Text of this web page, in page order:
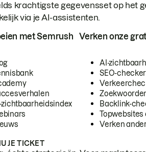
krachtigste gegevensset op het
via je AI-assistenten.
met Semrush
zichtbaarheidsindex
Verken onze
AI-
SEO-checker
Backlink-
Topwebsites
Verken
JE TICKET